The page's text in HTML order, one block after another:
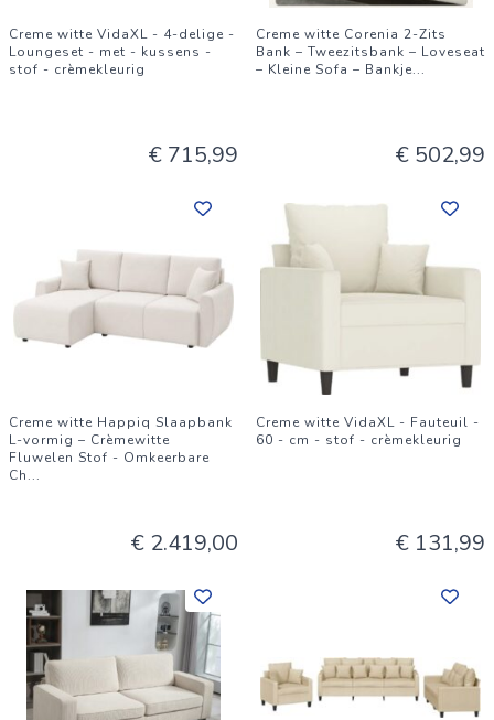
Creme witte VidaXL - 4-delige -
Loungeset - met - kussens -
stof - crèmekleurig
€ 715,99
Creme witte Corenia 2-Zits
Bank – Tweezitsbank – Loveseat
– Kleine Sofa – Bankje...
€ 502,99
Creme witte Happiq Slaapbank
L-vormig – Crèmewitte
Fluwelen Stof - Omkeerbare
Ch...
€ 2.419,00
Creme witte VidaXL - Fauteuil -
60 - cm - stof - crèmekleurig
€ 131,99